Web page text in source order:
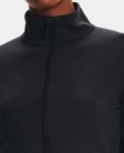
Parolayı Yenile